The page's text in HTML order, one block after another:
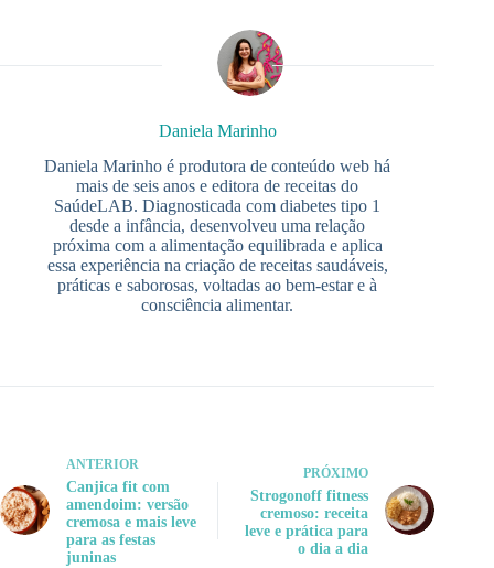
Daniela Marinho
Daniela Marinho é produtora de conteúdo web há
mais de seis anos e editora de receitas do
SaúdeLAB. Diagnosticada com diabetes tipo 1
desde a infância, desenvolveu uma relação
próxima com a alimentação equilibrada e aplica
essa experiência na criação de receitas saudáveis,
práticas e saborosas, voltadas ao bem-estar e à
consciência alimentar.
ANTERIOR
Canjica fit com
amendoim: versão
cremosa e mais leve
para as festas
juninas
PRÓXIMO
Strogonoff fitness
cremoso: receita
leve e prática para
o dia a dia